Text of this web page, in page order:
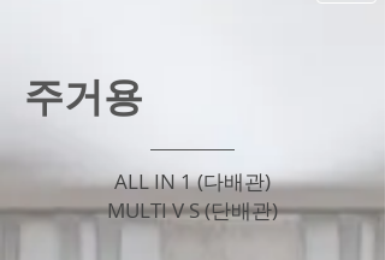
​주거용
ALL IN 1 (다배관)
MULTI V S (단배관)